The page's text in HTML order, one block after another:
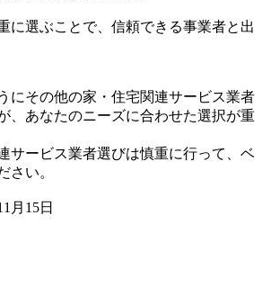
に選ぶことで、信頼できる事業者と出
にその他の家・住宅関連サービス業者
、あなたのニーズに合わせた選択が重
サービス業者選びは慎重に行って、ベ
さい。
月15日